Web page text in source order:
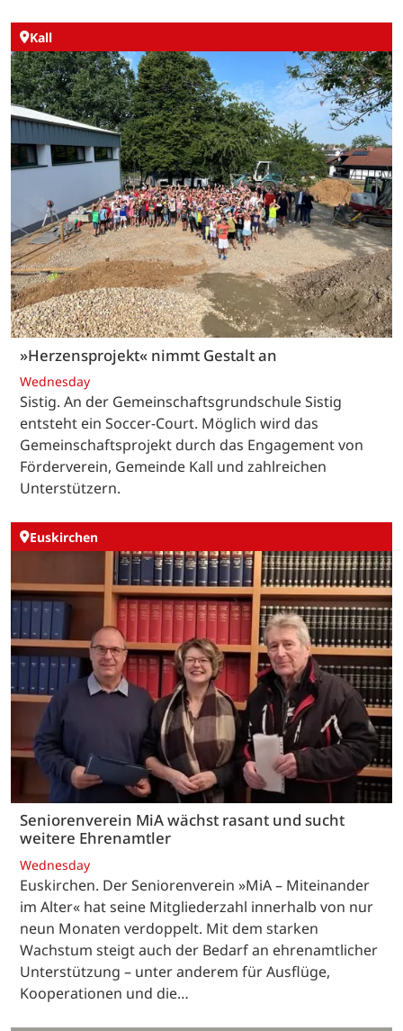
Kall
»Herzensprojekt« nimmt Gestalt an
Wednesday
Sistig. An der Gemeinschaftsgrundschule Sistig
entsteht ein Soccer-Court. Möglich wird das
Gemeinschaftsprojekt durch das Engagement von
Förderverein, Gemeinde Kall und zahlreichen
Unterstützern.
Euskirchen
Seniorenverein MiA wächst rasant und sucht
weitere Ehrenamtler
Wednesday
Euskirchen. Der Seniorenverein »MiA – Miteinander
im Alter« hat seine Mitgliederzahl innerhalb von nur
neun Monaten verdoppelt. Mit dem starken
Wachstum steigt auch der Bedarf an ehrenamtlicher
Unterstützung – unter anderem für Ausflüge,
Kooperationen und die…